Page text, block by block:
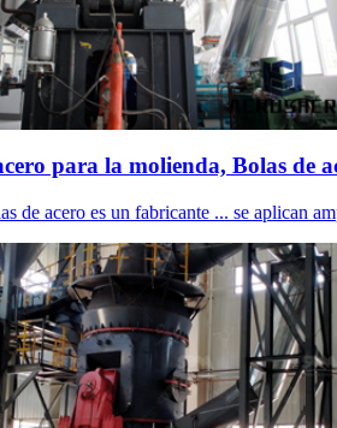
para la molienda, Bolas de
de acero es un fabricante ... se aplican